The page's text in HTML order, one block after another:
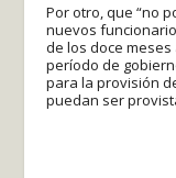
Por otro, que “no
nuevos
de los doce
período de
para la provisión
puedan ser